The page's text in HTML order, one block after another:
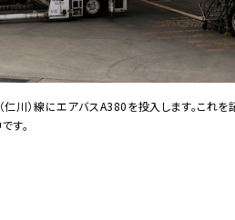
川）線にエアバスA380を投入します。これ
す。